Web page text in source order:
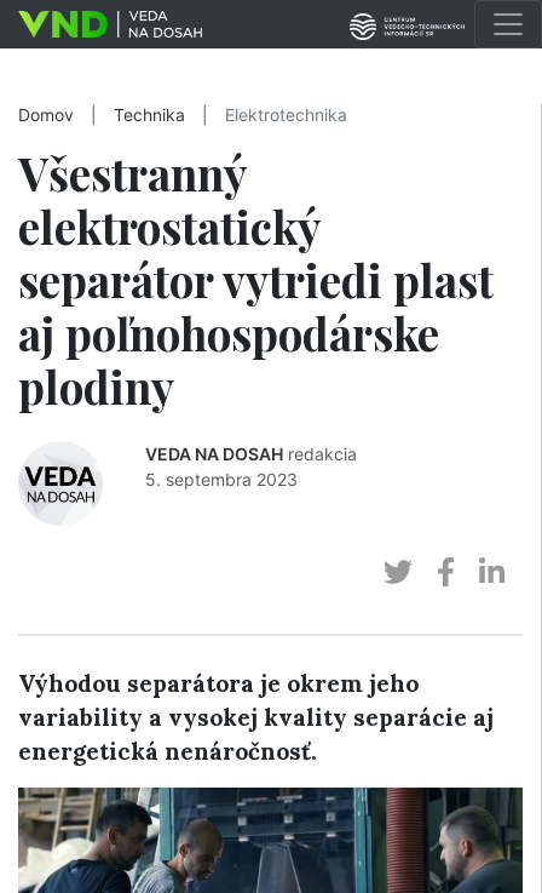
Domov Technika Elektrotechnika
Všestranný
elektrostatický
separátor vytriedi plast
aj poľnohospodárske
plodiny
VEDA NA DOSAH redakcia
5. septembra 2023
Výhodou separátora je okrem jeho
variability a vysokej kvality separácie aj
energetická nenáročnosť.